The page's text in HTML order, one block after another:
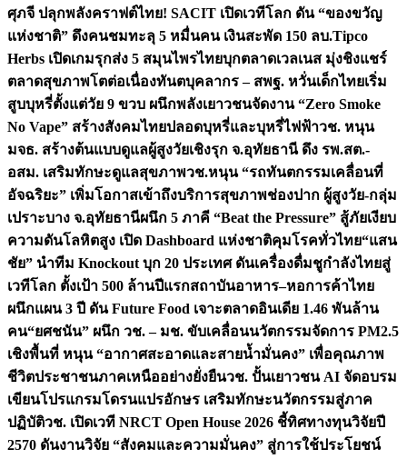
ศุภจี ปลุกพลังคราฟต์ไทย! SACIT เปิดเวทีโลก ดัน “ของขวัญ
แห่งชาติ” ดึงคนชมทะลุ 5 หมื่นคน เงินสะพัด 150 ลบ.Tipco
Herbs เปิดเกมรุกส่ง 5 สมุนไพรไทยบุกตลาดเวลเนส มุ่งชิงแชร์
ตลาดสุขภาพโตต่อเนื่องทันตบุคลากร – สพฐ. หวั่นเด็กไทยเริ่ม
สูบบุหรี่ตั้งแต่วัย 9 ขวบ ผนึกพลังเยาวชนจัดงาน “Zero Smoke
No Vape” สร้างสังคมไทยปลอดบุหรี่และบุหรี่ไฟฟ้าวช. หนุน
มจธ. สร้างต้นแบบดูแลผู้สูงวัยเชิงรุก จ.อุทัยธานี ดึง รพ.สต.-
อสม. เสริมทักษะดูแลสุขภาพวช.หนุน “รถทันตกรรมเคลื่อนที่
อัจฉริยะ” เพิ่มโอกาสเข้าถึงบริการสุขภาพช่องปาก ผู้สูงวัย-กลุ่ม
เปราะบาง จ.อุทัยธานีผนึก 5 ภาคี “Beat the Pressure” สู้ภัยเงียบ
ความดันโลหิตสูง เปิด Dashboard แห่งชาติคุมโรคทั่วไทย“แสน
ชัย” นำทีม Knockout บุก 20 ประเทศ ดันเครื่องดื่มชูกำลังไทยสู่
เวทีโลก ตั้งเป้า 500 ล้านปีแรกสถาบันอาหาร–หอการค้าไทย
ผนึกแผน 3 ปี ดัน Future Food เจาะตลาดอินเดีย 1.46 พันล้าน
คน“ยศชนัน” ผนึก วช. – มช. ขับเคลื่อนนวัตกรรมจัดการ PM2.5
เชิงพื้นที่ หนุน “อากาศสะอาดและสายน้ำมั่นคง” เพื่อคุณภาพ
ชีวิตประชาชนภาคเหนืออย่างยั่งยืนวช. ปั้นเยาวชน AI จัดอบรม
เขียนโปรแกรมโดรนแปรอักษร เสริมทักษะนวัตกรรมสู่ภาค
ปฏิบัติวช. เปิดเวที NRCT Open House 2026 ชี้ทิศทางทุนวิจัยปี
2570 ดันงานวิจัย “สังคมและความมั่นคง” สู่การใช้ประโยชน์